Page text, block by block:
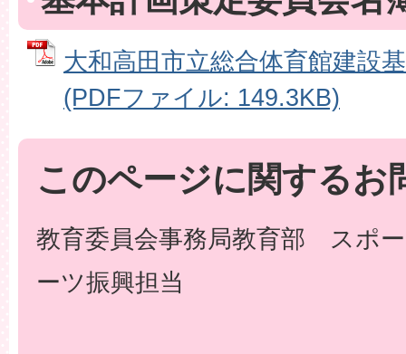
大和高田市立総合体育館建設
(PDFファイル: 149.3KB)
このページに関するお
教育委員会事務局教育部 スポ
ーツ振興担当